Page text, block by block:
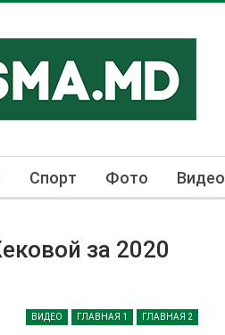
Спорт Фото Видео
за 2020
ВИДЕО ГЛАВНАЯ 1 ГЛАВНАЯ 2